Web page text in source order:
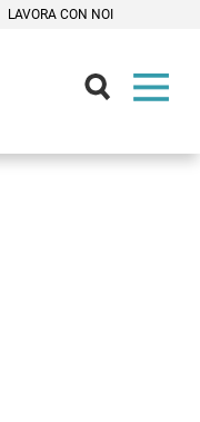
LAVORA CON NOI